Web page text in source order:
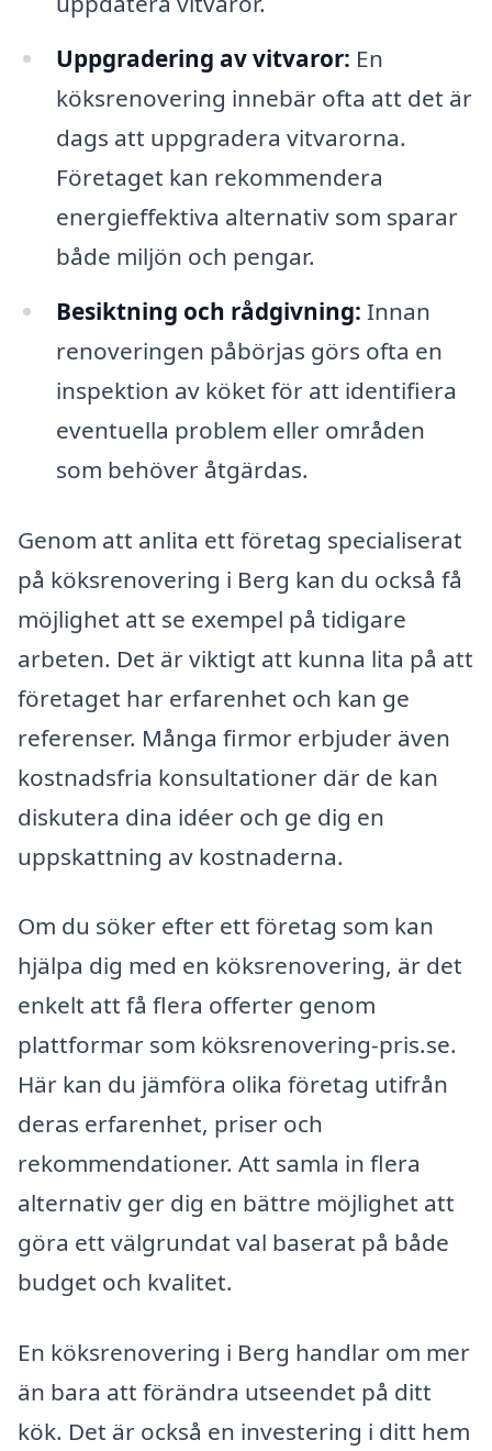
Uppgradering av vitvaror: En
köksrenovering innebär ofta att det är
dags att uppgradera vitvarorna.
Företaget kan rekommendera
energieffektiva alternativ som sparar
både miljön och pengar.
Besiktning och rådgivning: Innan
renoveringen påbörjas görs ofta en
inspektion av köket för att identifiera
eventuella problem eller områden
som behöver åtgärdas.
Genom att anlita ett företag specialiserat
på köksrenovering i Berg kan du också få
möjlighet att se exempel på tidigare
arbeten. Det är viktigt att kunna lita på att
företaget har erfarenhet och kan ge
referenser. Många firmor erbjuder även
kostnadsfria konsultationer där de kan
diskutera dina idéer och ge dig en
uppskattning av kostnaderna.
Om du söker efter ett företag som kan
hjälpa dig med en köksrenovering, är det
enkelt att få flera offerter genom
plattformar som köksrenovering-pris.se.
Här kan du jämföra olika företag utifrån
deras erfarenhet, priser och
rekommendationer. Att samla in flera
alternativ ger dig en bättre möjlighet att
göra ett välgrundat val baserat på både
budget och kvalitet.
En köksrenovering i Berg handlar om mer
än bara att förändra utseendet på ditt
kök. Det är också en investering i ditt hem